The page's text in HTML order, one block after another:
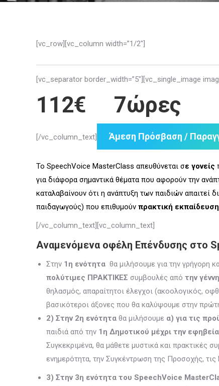
[vc_row][vc_column width=”1/2″]
[vc_separator border_width=”5″][vc_single_image
112€ 7ώρες
[/vc_column_text] Άμεση Πρόσβαση /
Το SpeechVoice MasterClass απευθύνεται σε γονείς
για διάφορα σημαντικά θέματα που αφορούν την
καταλαβαίνουν ότι η ανάπτυξη των παιδιών απαιτεί
παιδαγωγούς) που επιθυμούν πρακτική
[/vc_column_text][vc_column_text]
Αναμενόμενα οφέλη Επένδυσης στο
Στην 1η ενότητα θα μιλήσουμε για την γρήγορη
πολύτιμες ΠΡΑΚΤΙΚΕΣ συμβουλές από την
θηλασμός, απαραίτητοι έλεγχοι (ακοολογικός,
βασικότεροι άξονες που θα καλύψουμε στην
2) Στην 2η ενότητα θα μιλήσουμε α) για τις
παιδιά από την 1η Δημοτικού μέχρι την
Συγκεκριμένα, θα μάθετε μυστικά και πρακτικές
ενημερότητα, την Συγκέντρωση της Προσοχής,
3) Στην 3η ενότητα του SpeechVoice